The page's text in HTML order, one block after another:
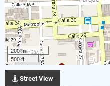
200 m
500 ft
Street View